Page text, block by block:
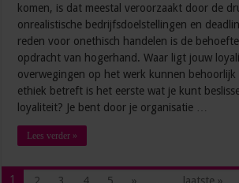
komen, is dat meestal veroorzaakt door de
onrealistische bedrijfsdoelstellingen en
reden voor onethisch handelen is de
opdracht van hogerhand. Waar ligt jouw
overwegingen op het werk kunnen behoorlijk
ethiek betreft is het eerste wat je kunt
loyaliteit? Je bent door je organisatie …
Lees verder »
1 2 3 4 5 » ... laatste »